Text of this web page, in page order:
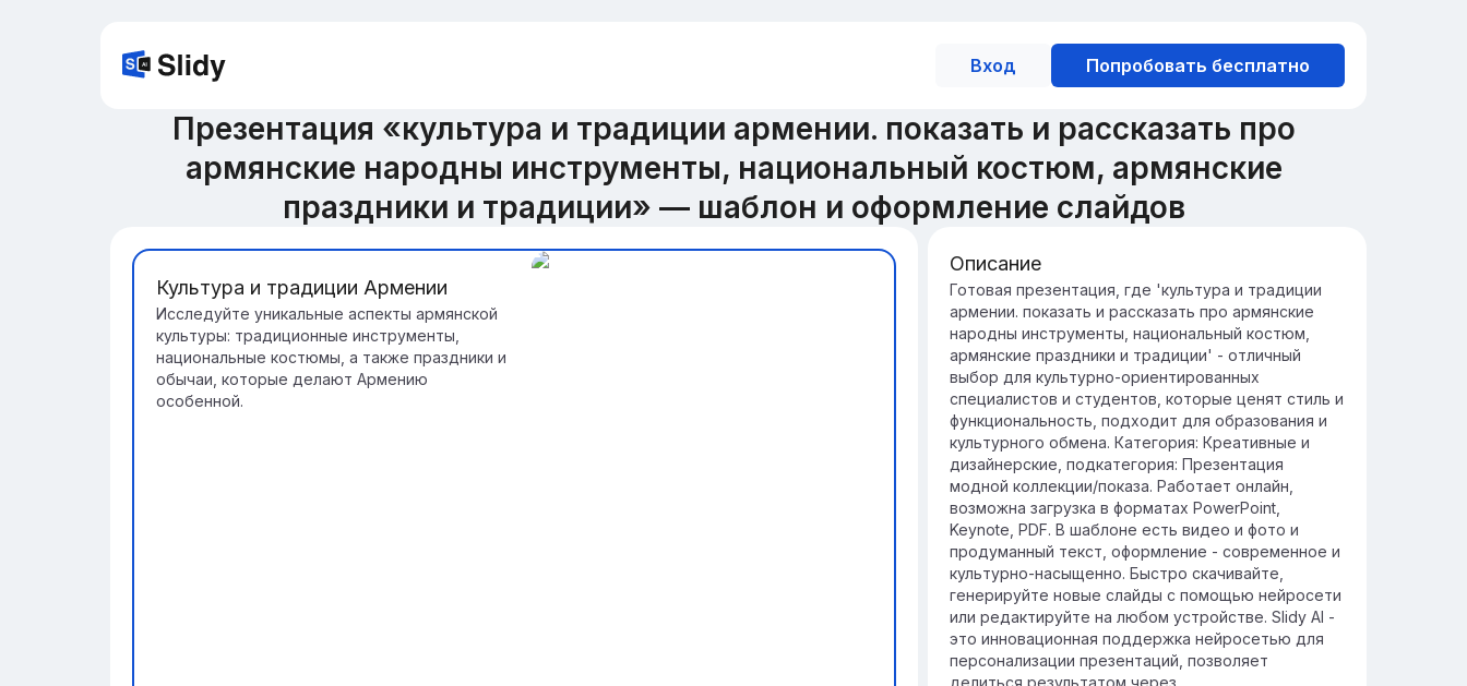
Вход Попробовать бесплатно
Презентация «культура и традиции армении. показать и рассказать про
армянские народны инструменты, национальный костюм, армянские
праздники и традиции» — шаблон и оформление слайдов
Культура и традиции Армении
Исследуйте уникальные аспекты армянской
культуры: традиционные инструменты,
национальные костюмы, а также праздники и
обычаи, которые делают Армению
особенной.
Введение в культуру и традиции
Армении
Армения известна своим богатым
культурным наследием, включающим
древние памятники, уникальную архитектуру
и традиционные ремесла.
Традиции Армении отражают ее
многовековую историю и разнообразие,
включая праздники, кухню и народные
танцы, которые передаются из поколения в
поколение.
Описание
Готовая презентация, где 'культура и традиции
армении. показать и рассказать про армянские
народны инструменты, национальный костюм,
армянские праздники и традиции' - отличный
выбор для культурно-ориентированных
специалистов и студентов, которые ценят стиль и
функциональность, подходит для образования и
культурного обмена. Категория: Креативные и
дизайнерские, подкатегория: Презентация
модной коллекции/показа. Работает онлайн,
возможна загрузка в форматах PowerPoint,
Keynote, PDF. В шаблоне есть видео и фото и
продуманный текст, оформление - современное и
культурно-насыщенно. Быстро скачивайте,
генерируйте новые слайды с помощью нейросети
или редактируйте на любом устройстве. Slidy AI -
это инновационная поддержка нейросетью для
персонализации презентаций, позволяет
делиться результатом через